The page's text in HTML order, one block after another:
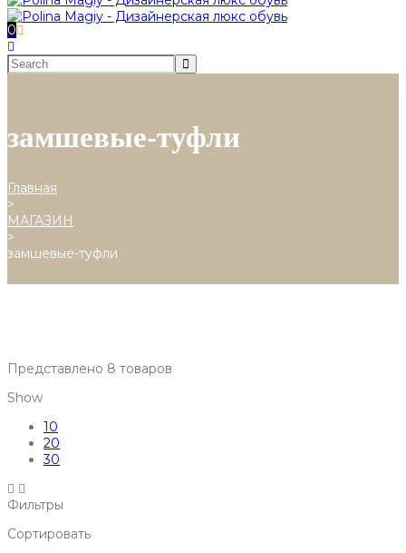
0
замшевые-туфли
Главная
>
МАГАЗИН
>
замшевые-туфли
Представлено 8 товаров
Show
10
20
30
Фильтры
Сортировать